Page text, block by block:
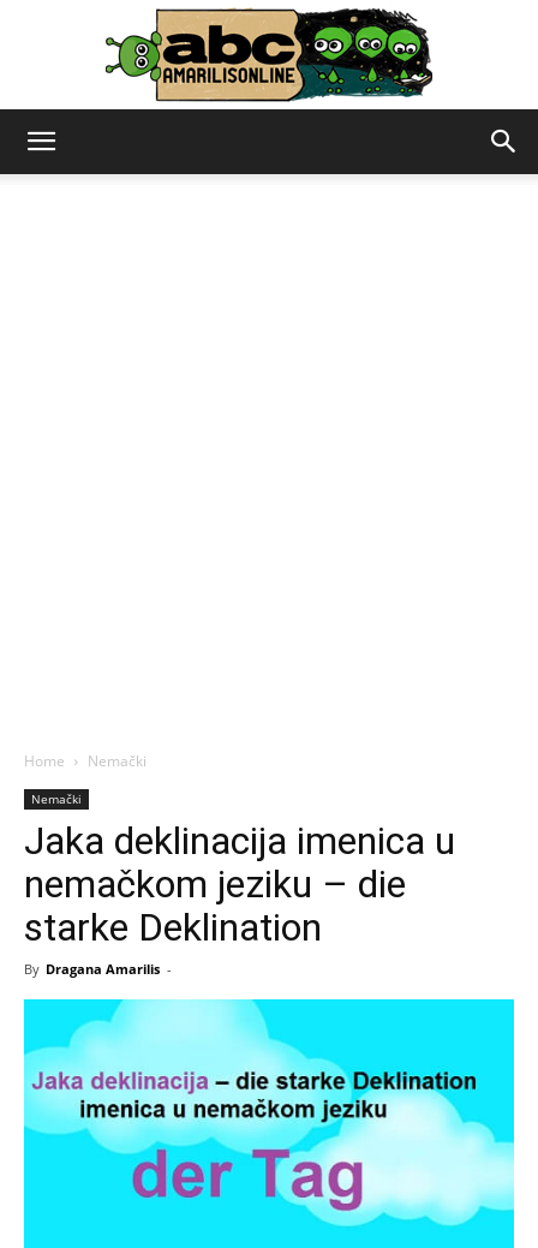
Home Nemački
Nemački
Jaka deklinacija imenica u
nemačkom jeziku – die
starke Deklination
By Dragana Amarilis -